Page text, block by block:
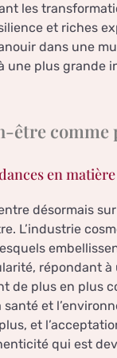
les
et riches
dans une
plus grande
être
en
désormais
L’industrie
répondant
de plus en plus
et
et
qui est